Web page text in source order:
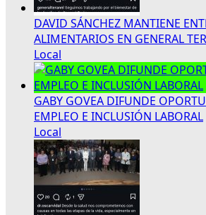
DAVID SÁNCHEZ MANTIENE
ALIMENTARIOS EN GENERAL
Local
GABY GOVEA DIFUNDE
EMPLEO E INCLUSIÓN LABORAL
Local